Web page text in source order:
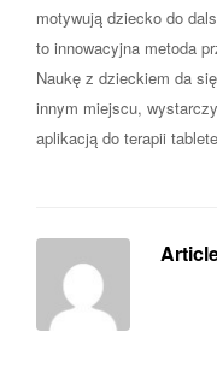
motywują dziecko do
to innowacyjna metoda
Naukę z dzieckiem da
innym miejscu,
aplikacją do terapii